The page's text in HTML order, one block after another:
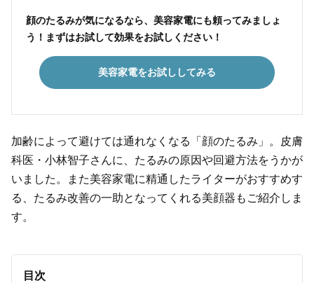
顔のたるみが気になるなら、美容家電にも頼ってみましょ
う！まずはお試して効果をお試しください！
美容家電をお試ししてみる
加齢によって避けては通れなくなる「顔のたるみ」。皮膚
科医・小林智子さんに、たるみの原因や回避方法をうかが
いました。また美容家電に精通したライターがおすすめす
る、たるみ改善の一助となってくれる美顔器もご紹介しま
す。
目次